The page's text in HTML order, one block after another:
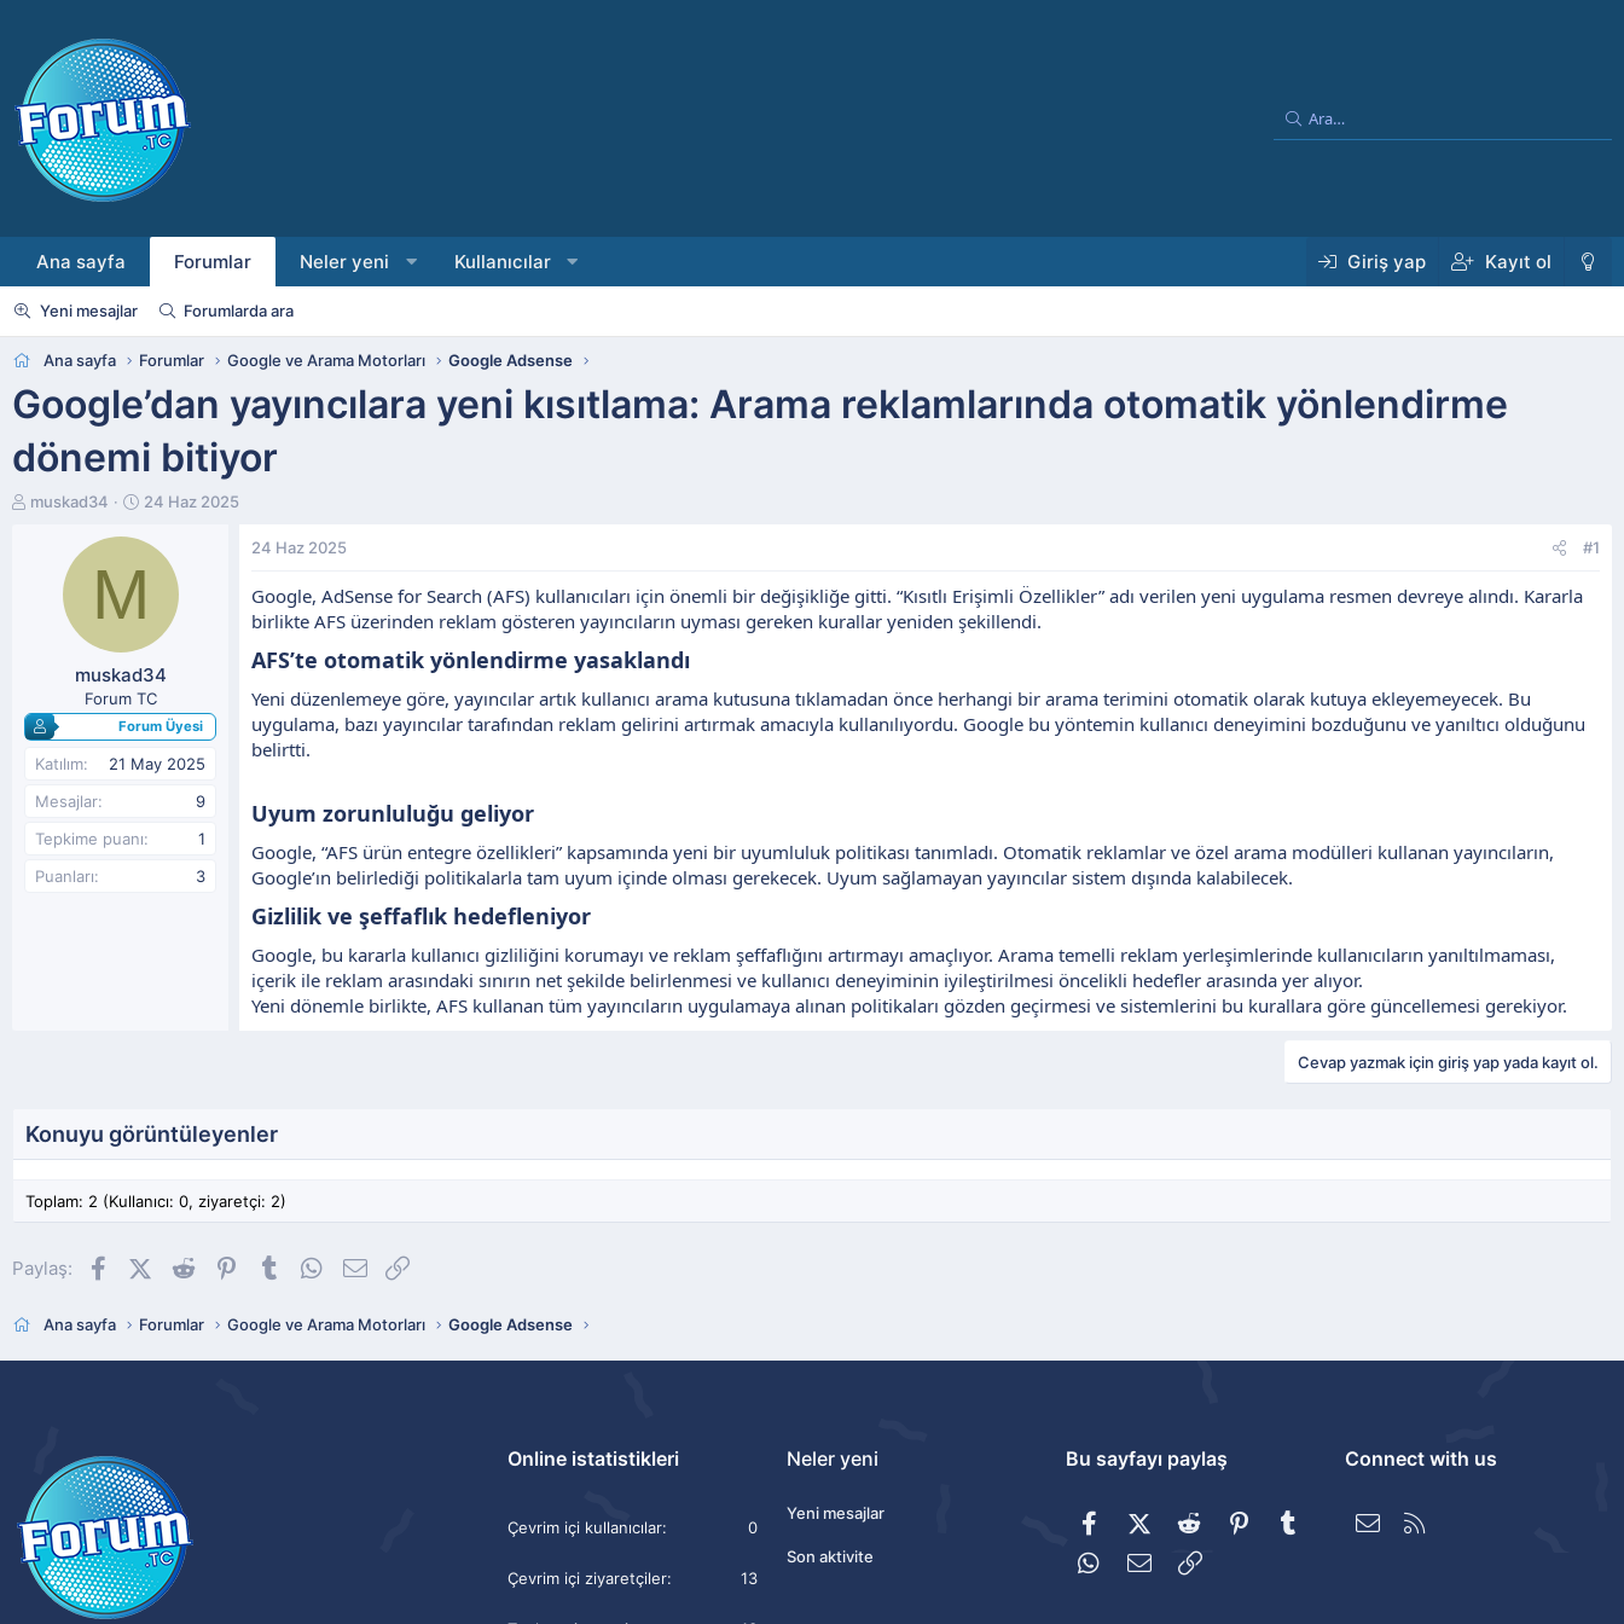
Ana sayfa Forumlar Neler yeni Kullanıcılar Giriş yap Kayıt ol
Yeni mesajlar Forumlarda ara
Ana sayfa Forumlar Google ve Arama Motorları Google Adsense
Google’dan yayıncılara yeni kısıtlama: Arama reklamlarında otomatik yönlendirme
dönemi bitiyor
K
l
a
n
muskad34
B
ş
ı
ç
t
a
r
i
24 Haz 2025
M
muskad34
Forum TC
Forum Üyesi
Katılım
21 May 2025
Mesajlar
9
Tepkime puanı
1
Puanları
3
24 Haz 2025 #1
Google, AdSense for Search (AFS) kullanıcıları için önemli bir değişikliğe gitti. “Kısıtlı Erişimli Özellikler” adı verilen yeni uygulama resmen devreye alındı. Kararla
birlikte AFS üzerinden reklam gösteren yayıncıların uyması gereken kurallar yeniden şekillendi.
AFS’te otomatik yönlendirme yasaklandı​
Yeni düzenlemeye göre, yayıncılar artık kullanıcı arama kutusuna tıklamadan önce herhangi bir arama terimini otomatik olarak kutuya ekleyemeyecek. Bu
uygulama, bazı yayıncılar tarafından reklam gelirini artırmak amacıyla kullanılıyordu. Google bu yöntemin kullanıcı deneyimini bozduğunu ve yanıltıcı olduğunu
belirtti.
Uyum zorunluluğu geliyor​
Google, “AFS ürün entegre özellikleri” kapsamında yeni bir uyumluluk politikası tanımladı. Otomatik reklamlar ve özel arama modülleri kullanan yayıncıların,
Google’ın belirlediği politikalarla tam uyum içinde olması gerekecek. Uyum sağlamayan yayıncılar sistem dışında kalabilecek.
Gizlilik ve şeffaflık hedefleniyor​
Google, bu kararla kullanıcı gizliliğini korumayı ve reklam şeffaflığını artırmayı amaçlıyor. Arama temelli reklam yerleşimlerinde kullanıcıların yanıltılmaması,
içerik ile reklam arasındaki sınırın net şekilde belirlenmesi ve kullanıcı deneyiminin iyileştirilmesi öncelikli hedefler arasında yer alıyor.
Yeni dönemle birlikte, AFS kullanan tüm yayıncıların uygulamaya alınan politikaları gözden geçirmesi ve sistemlerini bu kurallara göre güncellemesi gerekiyor.
Cevap yazmak için giriş yap yada kayıt ol.
Konuyu görüntüleyenler
Toplam: 2 (Kullanıcı: 0, ziyaretçi: 2)
Paylaş: FacebookX (Twitter)
Reddit PinterestTumblrWhatsApp
E-posta
Ana sayfa Forumlar Google ve Arama Motorları Google Adsense
Online istatistikleri
Çevrim içi kullanıcılar 0
Çevrim içi ziyaretçiler 13
Neler yeni
Yeni mesajlar
Son aktivite
Bu sayfayı paylaş
FacebookX (Twitter)
Reddit PinterestTumblr
WhatsApp
E-posta
Connect with us
Bize ulaşın